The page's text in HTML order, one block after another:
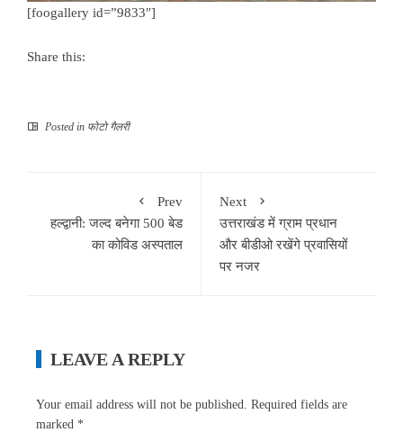
[foogallery id=”9833″]
Share this:
Posted in फोटो गैलरी
Prev
हल्द्वानी: जल्द बनेगा 500 बेड
का कोविड अस्पताल
Next
उत्तराखंड में ग्राम प्रधान
और बीडीओ रखेंगे प्रवासियों
पर नजर
LEAVE A REPLY
Your email address will not be published. Required fields are
marked *